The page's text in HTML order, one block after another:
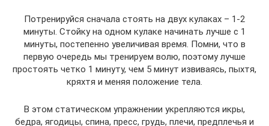
Потренируйся сначала стоять на двух кулаках – 1-2
минуты. Стойку на одном кулаке начинать лучше с 1
минуты, постепенно увеличивая время. Помни, что в
первую очередь мы тренируем волю, поэтому лучше
простоять четко 1 минуту, чем 5 минут извиваясь, пыхтя,
кряхтя и меняя положение тела.
В этом статическом упражнении укрепляются икры,
бедра, ягодицы, спина, пресс, грудь, плечи, предплечья и